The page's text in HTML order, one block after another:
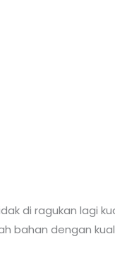
di ragukan lagi
bahan dengan